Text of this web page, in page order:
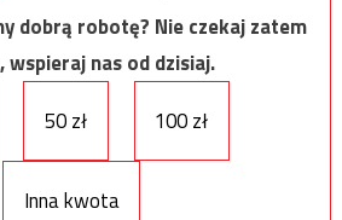
dobrą robotę? Nie czekaj zatem
wspieraj nas od dzisiaj.
50 zł 100 zł
Inna kwota